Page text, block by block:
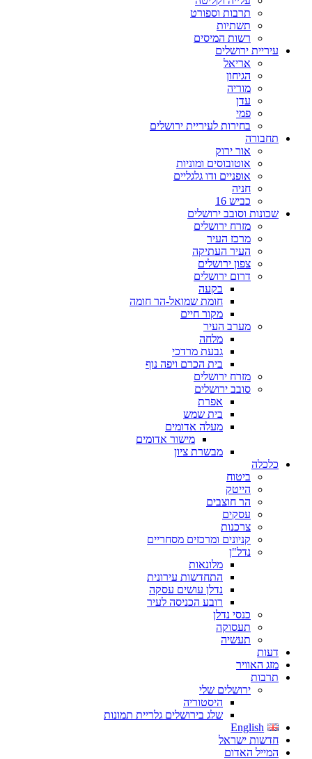
תרבות וספורט
תשתיות
רשות המיסים
עיריית ירושלים
אריאל
הגיחון
מוריה
עדן
פמי
בחירות לעיריית ירושלים
תחבורה
אור ירוק
אוטובוסים ומוניות
אופניים ודו גלגליים
חניה
כביש 16
שכונות וסובב ירושלים
מזרח ירושלים
מרכז העיר
העיר העתיקה
צפון ירושלים
דרום ירושלים
בקעה
חומת שמואל-הר חומה
מקור חיים
מערב העיר
מלחה
גבעת מרדכי
בית הכרם ויפה נוף
מזרח ירושלים
סובב ירושלים
אפרת
בית שמש
מעלה אדומים
מישור אדומים
מבשרת ציון
כלכלה
ביטוח
הייטק
הר חוצבים
עסקים
צרכנות
קניונים ומרכזים מסחריים
נדל"ן
מלונאות
התחדשות עירונית
נדלן עושים עסקה
רובע הכניסה לעיר
כנסי נדלן
תעסוקה
תעשיה
דעות
מזג האוויר
תרבות
ירושלים שלי
היסטוריה
שלג בירושלים גלריית תמונות
English
חדשות ישראל
המייל האדום